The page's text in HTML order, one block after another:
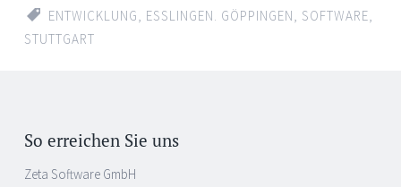
ENTWICKLUNG
ESSLINGEN. GÖPPINGEN SOFTWARE
STUTTGART
Post
navigation
So erreichen Sie uns
Zeta Software GmbH